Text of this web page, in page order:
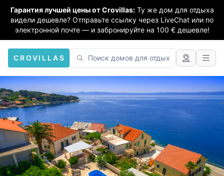
Гарантия лучшей цены от Crovillas: Ту же дом для отдыха
видели дешевле? Отправьте ссылку через LiveChat или по
электронной почте — и забронируйте на 100 € дешевле!
CROVILLAS